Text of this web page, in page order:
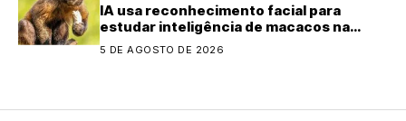
IA usa reconhecimento facial para
estudar inteligência de macacos na
natureza
5 DE AGOSTO DE 2026